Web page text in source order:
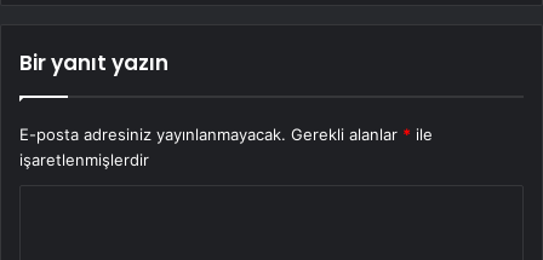
Bir yanıt yazın
E-posta adresiniz yayınlanmayacak. Gerekli alanlar * ile
işaretlenmişlerdir